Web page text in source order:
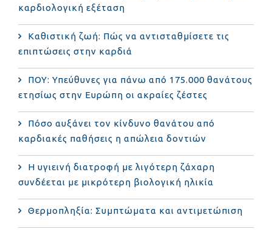
καρδιολογική εξέταση
Καθιστική ζωή: Πώς να αντισταθμίσετε τις
επιπτώσεις στην καρδιά
ΠΟΥ: Υπεύθυνες για πάνω από 175.000 θανάτους
ετησίως στην Ευρώπη οι ακραίες ζέστες
Πόσο αυξάνει τον κίνδυνο θανάτου από
καρδιακές παθήσεις η απώλεια δοντιών
Η υγιεινή διατροφή με λιγότερη ζάχαρη
συνδέεται με μικρότερη βιολογική ηλικία
Θερμοπληξία: Συμπτώματα και αντιμετώπιση